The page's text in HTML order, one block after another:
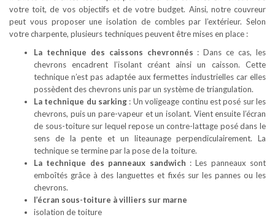
votre toit, de vos objectifs et de votre budget. Ainsi, notre couvreur
peut vous proposer une isolation de combles par l’extérieur. Selon
votre charpente, plusieurs techniques peuvent être mises en place :
La technique des caissons chevronnés : Dans ce cas, les
chevrons encadrent l’isolant créant ainsi un caisson. Cette
technique n’est pas adaptée aux fermettes industrielles car elles
possèdent des chevrons unis par un système de triangulation.
La technique du sarking : Un voligeage continu est posé sur les
chevrons, puis un pare-vapeur et un isolant. Vient ensuite l’écran
de sous-toiture sur lequel repose un contre-lattage posé dans le
sens de la pente et un liteaunage perpendiculairement. La
technique se termine par la pose de la toiture.
La technique des panneaux sandwich : Les panneaux sont
emboîtés grâce à des languettes et fixés sur les pannes ou les
chevrons.
l’écran sous-toiture à villiers sur marne
isolation de toiture